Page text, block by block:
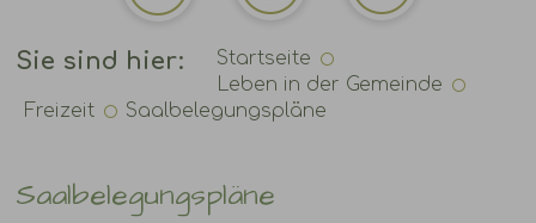
Sie sind hier:
Startseite
Leben in der Gemeinde
Freizeit
Saalbelegungspläne
Saalbelegungspläne